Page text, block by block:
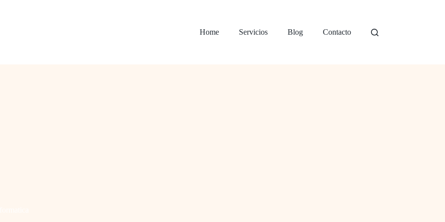
Home
Servicios Blog Contacto